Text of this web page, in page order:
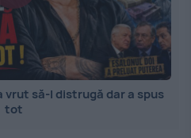
vrut să-l distrugă dar a spus
tot